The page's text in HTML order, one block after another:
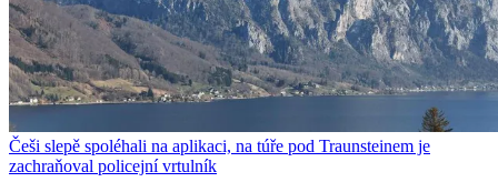
Češi slepě spoléhali na aplikaci, na túře pod Traunsteinem je
zachraňoval policejní vrtulník